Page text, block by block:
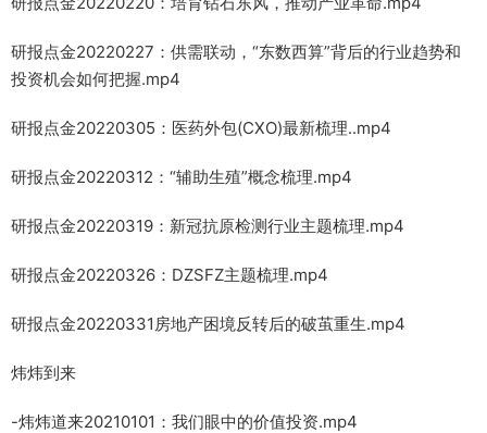
研报点金20220227：供需联动，“东数西算”背后的行业趋势和
投资机会如何把握.mp4
研报点金20220305：医药外包(CXO)最新梳理..mp4
研报点金20220312：“辅助生殖”概念梳理.mp4
研报点金20220319：新冠抗原检测行业主题梳理.mp4
研报点金20220326：DZSFZ主题梳理.mp4
研报点金20220331房地产困境反转后的破茧重生.mp4
炜炜到来
-炜炜道来20210101：我们眼中的价值投资.mp4